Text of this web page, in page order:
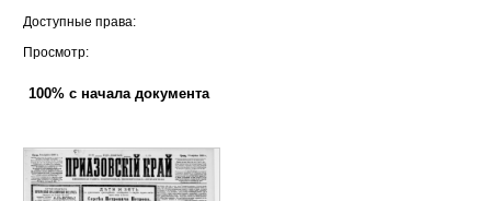
Доступные права:
Просмотр:
100% с начала документа